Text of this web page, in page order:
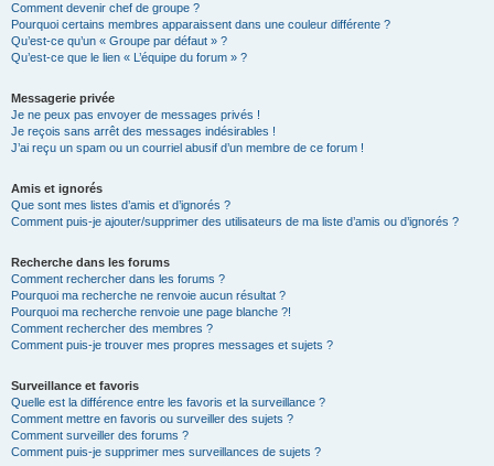
Comment devenir chef de groupe ?
Pourquoi certains membres apparaissent dans une couleur différente ?
Qu’est-ce qu’un « Groupe par défaut » ?
Qu’est-ce que le lien « L’équipe du forum » ?
Messagerie privée
Je ne peux pas envoyer de messages privés !
Je reçois sans arrêt des messages indésirables !
J’ai reçu un spam ou un courriel abusif d’un membre de ce forum !
Amis et ignorés
Que sont mes listes d’amis et d’ignorés ?
Comment puis-je ajouter/supprimer des utilisateurs de ma liste d’amis ou d’ignorés ?
Recherche dans les forums
Comment rechercher dans les forums ?
Pourquoi ma recherche ne renvoie aucun résultat ?
Pourquoi ma recherche renvoie une page blanche ?!
Comment rechercher des membres ?
Comment puis-je trouver mes propres messages et sujets ?
Surveillance et favoris
Quelle est la différence entre les favoris et la surveillance ?
Comment mettre en favoris ou surveiller des sujets ?
Comment surveiller des forums ?
Comment puis-je supprimer mes surveillances de sujets ?